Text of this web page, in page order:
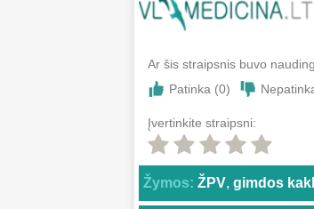
Ar šis straipsnis buvo
Patinka (0)
Įvertinkite straipsni:
Žymos: ŽPV, gimdos